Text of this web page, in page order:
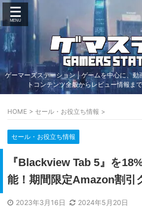
ゲーマーズステーション | ゲームを中心に、動
トコンテンツ全般からレビュー情報ま
HOME > セール・お役立ち情報 >
セール・お役立ち情報
『Blackview Tab 5』を
能！期間限定Amazon割引
2023年3月16日 2024年5月20日